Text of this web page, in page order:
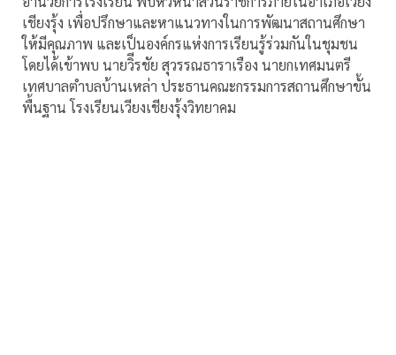
เชียงรุ้ง เพื่อปรึกษาและหาแนวทางในการพัฒนาสถานศึกษา
ให้มีคุณภาพ และเป็นองค์กรแห่งการเรียนรู้ร่วมกันในชุมชน
โดยได้เข้าพบ นายวิีรชัย สุวรรณธาราเรือง นายกเทศมนตรี
เทศบาลตำบลบ้านเหล่า ประธานคณะกรรมการสถานศึกษาขั้น
พื้นฐาน โรงเรียนเวียงเชียงรุ้งวิทยาคม